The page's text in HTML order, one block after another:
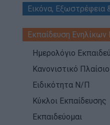
Μάθηση στην Πράξη
Στόχοι Βιώσιμης
Earth Tribe
Ομάδα Διάσωσης Άγριας
#HeForShe
Πώς να συμμετέχετε
Βρείτε μας
Εικόνα, Εξωστρέφεια
Εκπαίδευση
Ημερολόγιο
Κανονιστικό Πλαίσιο
Ειδικότητα Ν/Π
Κύκλοι Εκπαίδευσης
Εκπαιδεύομαι